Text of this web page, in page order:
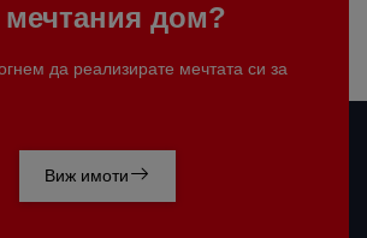
дом?
да реализирате мечтата си за
Виж имоти